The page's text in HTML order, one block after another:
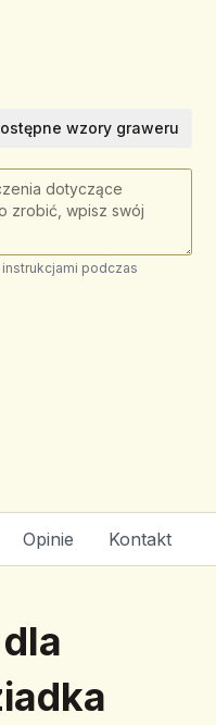
wzory graweru
podczas
Opinie Kontakt